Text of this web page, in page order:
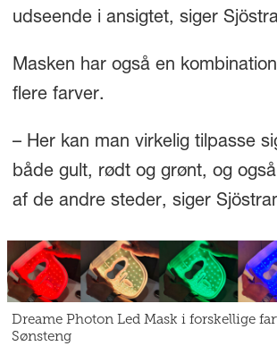
udseende i ansigtet, siger
Masken har også en
flere farver.
– Her kan man virkelig tilpasse
både gult, rødt og grønt, og
af de andre steder, siger
Dreame Photon Led Mask i forskellige
Sønsteng